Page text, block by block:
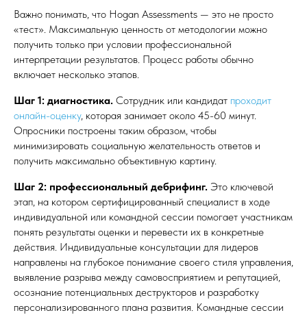
Важно понимать, что Hogan Assessments — это не просто
«тест». Максимальную ценность от методологии можно
получить только при условии профессиональной
интерпретации результатов. Процесс работы обычно
включает несколько этапов.
Шаг 1: диагностика. Сотрудник или кандидат проходит
онлайн-оценку, которая занимает около 45-60 минут.
Опросники построены таким образом, чтобы
минимизировать социальную желательность ответов и
получить максимально объективную картину.
Шаг 2: профессиональный дебрифинг. Это ключевой
этап, на котором сертифицированный специалист в ходе
индивидуальной или командной сессии помогает участникам
понять результаты оценки и перевести их в конкретные
действия. Индивидуальные консультации для лидеров
направлены на глубокое понимание своего стиля управления,
выявление разрыва между самовосприятием и репутацией,
осознание потенциальных деструкторов и разработку
персонализированного плана развития. Командные сессии
Правила подарочные сертификаты
Карта сайта
Основные разделы
Узнать свои сильные стороны
Понять мотивацию и вернуть драйв
Научиться эффективной
Узнать свой уровень вертикального
развития
Евгения Чертаринская
Бизнесу и командам
Подарочный сертификат
Психометрические инструменты
Process Communication Model (PCM)
Harthill LDP
BASE.PRO
Мотивационный профиль Рисса (RMP)
Услуги
Профилирование
Тренинги и развивающие программы
Стратегические сессии
Командные сессии